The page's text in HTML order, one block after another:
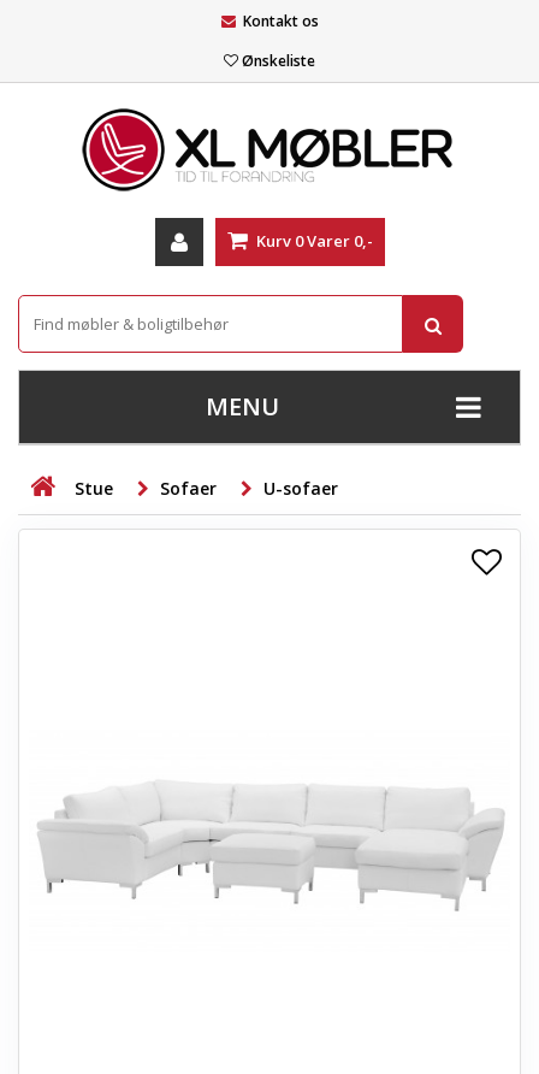
Kontakt os
Ønskeliste
Kurv 0Varer 0,-
MENU
+
STUE
+
+
LAMPER
+
ENTREMØBLER
HAVEMØBLER
Stue Sofaer U-sofaer